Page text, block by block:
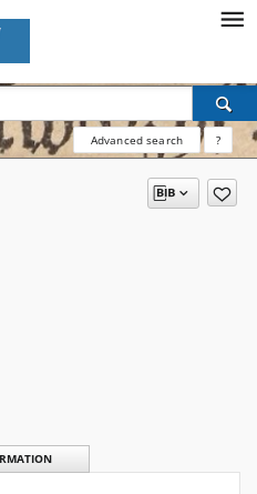
Advanced search ?